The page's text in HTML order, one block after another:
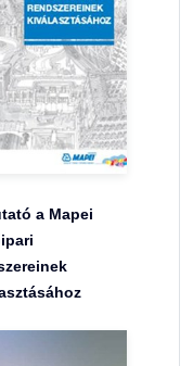
a Mapei